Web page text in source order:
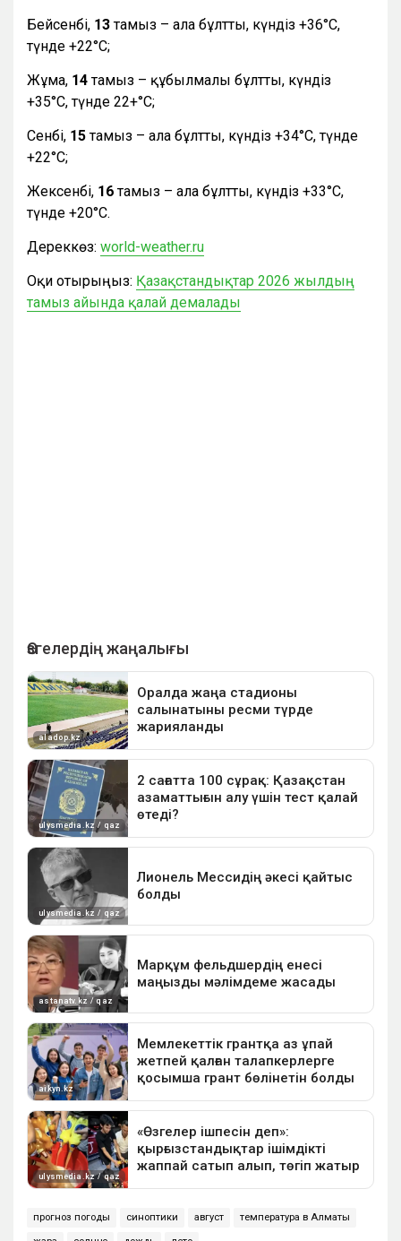
Бейсенбі, 13тамыз – ала бұлтты, күндіз +36°С,
түнде +22°С;
Жұма, 14тамыз – құбылмалы бұлтты, күндіз
+35°С, түнде 22+°С;
Сенбі, 15тамыз – ала бұлтты, күндіз +34°С, түнде
+22°С;
Жексенбі, 16тамыз – ала бұлтты, күндіз +33°С,
түнде +20°С.
Дереккөз: world-weather.ru
Оқи отырыңыз: Қазақстандықтар 2026 жылдың
тамыз айында қалай демалады
прогноз погоды синоптики август температура в Алматы